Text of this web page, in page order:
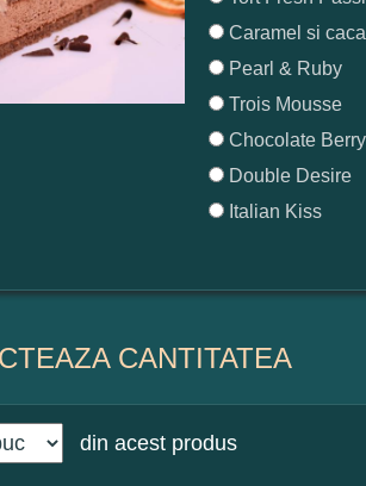
Caramel si
Pearl & Ruby
Trois Mousse
Chocolate Berry
Double Desire
Italian Kiss
CANTITATEA
din acest produs